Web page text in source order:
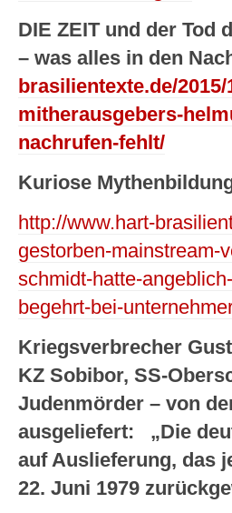
DIE ZEIT und der Tod
– was alles in den
brasilientexte.de/
mitherausgebers-
nachrufen-fehlt/
Kuriose
http://www.hart-
gestorben-mainstream-
schmidt-hatte-
begehrt-bei-
Kriegsverbrecher
KZ Sobibor, SS-
Judenmörder – von
ausgeliefert:
„Die
auf Auslieferung, das
22. Juni 1979